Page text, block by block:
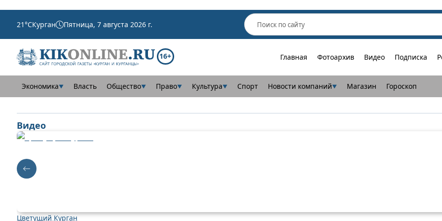
21°CКурган Пятница, 7 августа 2026 г.
16+ Главная Фотоархив Видео Подписка
Экономика▼ Власть Общество▼ Право▼ Культура▼ Спорт Новости компаний▼ Магазин Гороскоп
Видео
Цветущий Курган